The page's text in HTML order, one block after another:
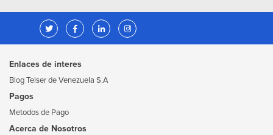
Enlaces de interes
Blog Telser de Venezuela S.A
Pagos
Metodos de Pago
Acerca de Nosotros